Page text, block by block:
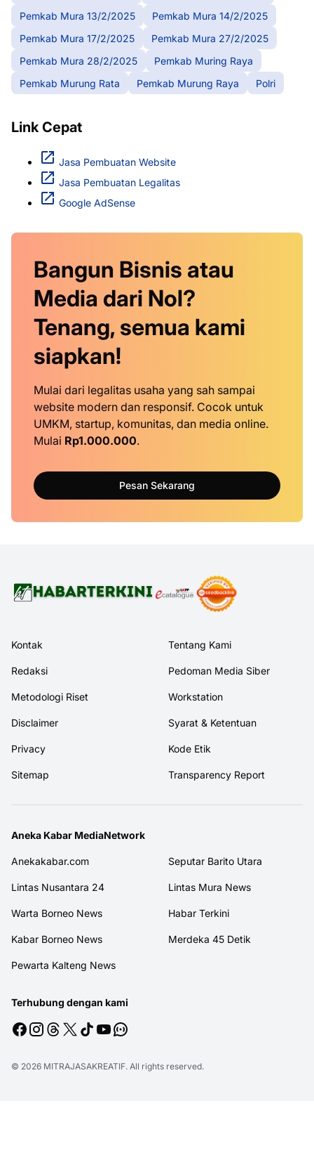
Pemkab Mura 13/2/2025
Pemkab Mura 14/2/2025
Pemkab Mura 17/2/2025
Pemkab Mura 27/2/2025
Pemkab Mura 28/2/2025
Pemkab Muring Raya
Pemkab Murung Rata
Pemkab Murung Raya Polri
Link Cepat
Jasa Pembuatan Website
Jasa Pembuatan Legalitas
Google AdSense
Bangun Bisnis atau
Media dari Nol?
Tenang, semua kami
siapkan!
Mulai dari legalitas usaha yang sah sampai
website modern dan responsif. Cocok untuk
UMKM, startup, komunitas, dan media online.
Mulai Rp1.000.000.
Pesan Sekarang
Kontak Tentang Kami
Redaksi Pedoman Media Siber
Metodologi Riset Workstation
Disclaimer Syarat & Ketentuan
Privacy Kode Etik
Sitemap Transparency Report
Aneka Kabar MediaNetwork
Anekakabar.com Seputar Barito Utara
Lintas Nusantara 24 Lintas Mura News
Warta Borneo News Habar Terkini
Kabar Borneo News Merdeka 45 Detik
Pewarta Kalteng News
Terhubung dengan kami
© 2026 MITRAJASAKREATIF. All rights reserved.